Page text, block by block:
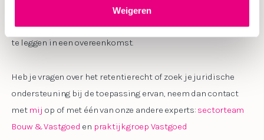
Weigeren
bouwproject vrijgeven. Bovendien is het van belang om een
eventuele uitsluiting van het retentierecht nauwkeurig vast
te leggen in een overeenkomst.
Heb je vragen over het retentierecht of zoek je juridische
ondersteuning bij de toepassing ervan, neem dan contact
met mij op of met één van onze andere experts: sectorteam
Bouw & Vastgoed en praktijkgroep Vastgoed